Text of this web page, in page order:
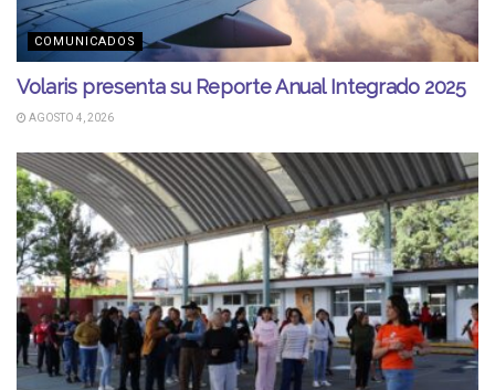
COMUNICADOS
Volaris presenta su Reporte Anual Integrado 2025
AGOSTO 4, 2026